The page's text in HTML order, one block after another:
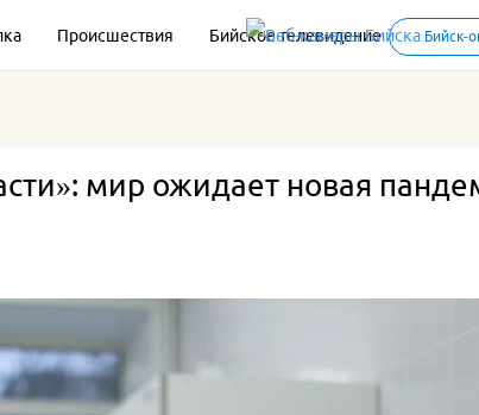
Происшествия Бийское телевидение Бийск-
мир ожидает новая